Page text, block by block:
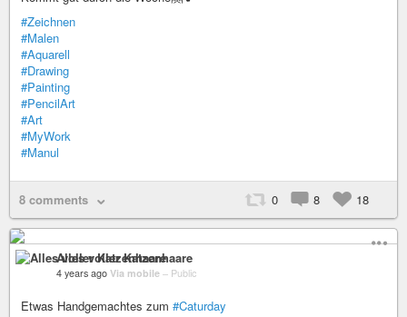
#Zeichnen
#Malen
#Aquarell
#Drawing
#Painting
#PencilArt
#Art
#MyWork
#Manul
8 comments 0 8 18
Alles voller Katzenhaare
4 years ago Via mobile – Public
Etwas Handgemachtes zum #Caturday